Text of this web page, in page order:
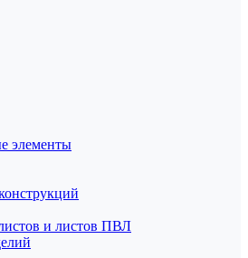
элементы
и листов ПВЛ